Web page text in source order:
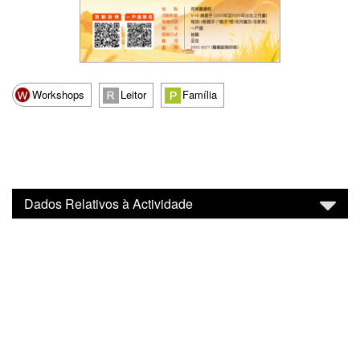
Workshops Leitor Família
Dados Relativos à Actividade